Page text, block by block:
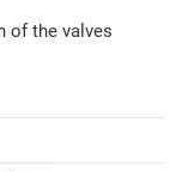
of the valves